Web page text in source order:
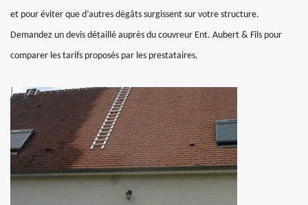
et pour éviter que d’autres dégâts surgissent sur votre structure.
Demandez un devis détaillé auprès du couvreur Ent. Aubert & Fils pour
comparer les tarifs proposés par les prestataires.